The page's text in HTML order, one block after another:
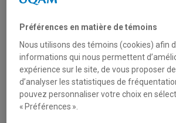
Préférences en matière de témoins
Nous utilisons des témoins (cookies) afin
informations qui nous permettent
expérience sur le site, de vous proposer
d’analyser les statistiques de
pouvez personnaliser votre choix en
« Préférences ».